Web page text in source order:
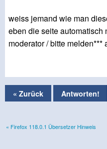
weiss jemand wie man
eben die seite
moderator / bitte melden***
« Zurück Antworten!
« Firefox 118.0.1 Übersetzer Hinweis